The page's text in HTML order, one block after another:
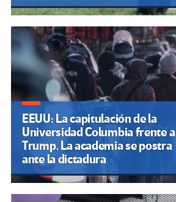
EEUU: La capitulación de la
Universidad Columbia frente a
Trump. La academia se postra
ante la dictadura